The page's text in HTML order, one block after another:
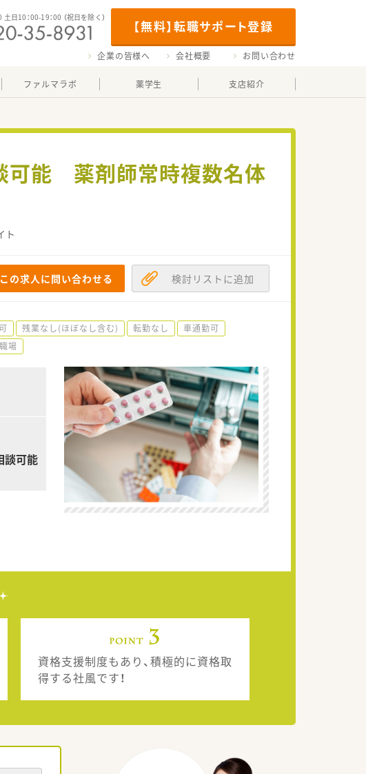
【無料】転職サポート登録
土日10：00-19：00 （祝日を除く）
企業の皆様へ 会社概要 お問い合わせ
ファルマラボ 薬学生 支店紹介
可能 薬剤師常時複数名体
ト
この求人に問い合わせる 検討リストに追加
残業なし(ほぼなし含む) 転勤なし
車通勤可
場
談可能
資格支援制度もあり、積極的に資格取
得する社風です！